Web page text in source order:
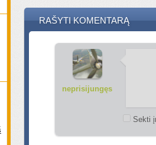
RAŠYTI KOMENTARĄ
neprisijungęs
Sekti